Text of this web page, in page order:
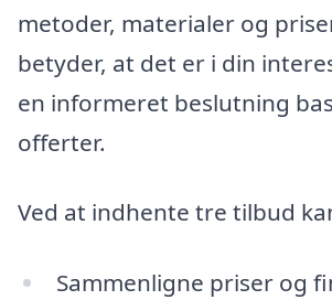
metoder, materialer og
betyder, at det er i din
en informeret beslutning
offerter.
Ved at indhente tre tilbud
Sammenligne priser og